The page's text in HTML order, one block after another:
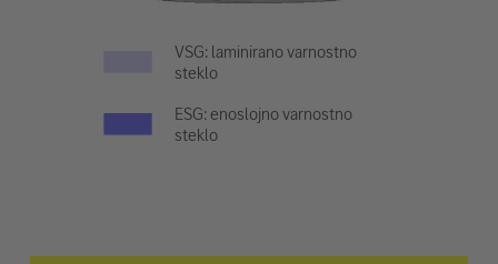
VSG: laminirano varnostno
steklo
ESG: enoslojno varnostno
steklo